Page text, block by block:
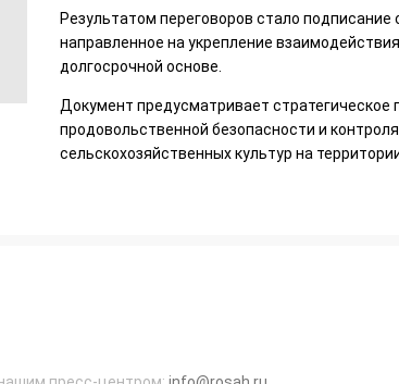
Результатом переговоров стало
направленное на укрепление
долгосрочной основе.
Документ предусматривает стратегическое
продовольственной безопасности и
сельскохозяйственных культур на